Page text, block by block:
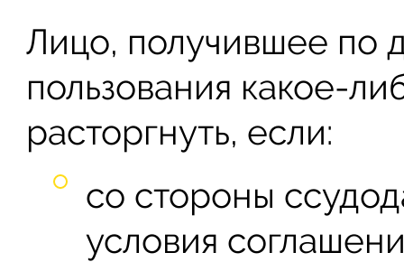
Лицо, получившее по
пользования какое-
расторгнуть, если:
со стороны
условия